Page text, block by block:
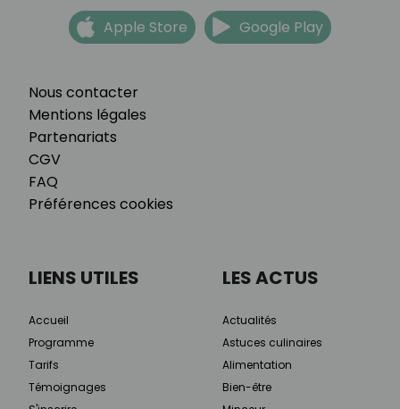
Nous contacter
Mentions légales
Partenariats
CGV
FAQ
Préférences cookies
Apple Store Google Play
LIENS UTILES
Accueil
Programme
Tarifs
Témoignages
LES ACTUS
Actualités
Astuces culinaires
Alimentation
Bien-être